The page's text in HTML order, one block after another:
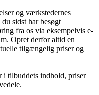
og værkstedernes
sidst har besøgt
fra os via eksempelvis e-
Opret derfor altid en
tilgængelig priser og
i tilbuddets indhold, priser